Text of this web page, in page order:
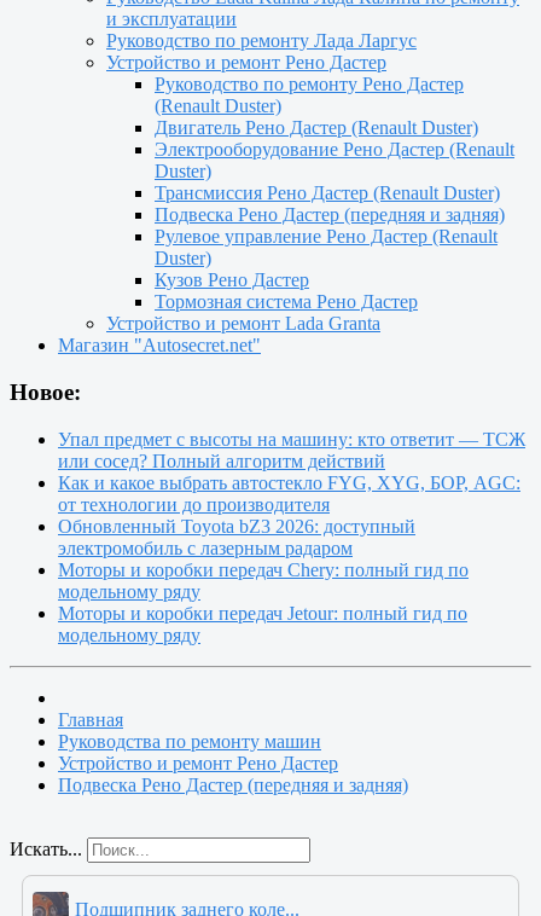
и эксплуатации
Руководство по ремонту Лада Ларгус
Устройство и ремонт Рено Дастер
Руководство по ремонту Рено Дастер
(Renault Duster)
Двигатель Рено Дастер (Renault Duster)
Электрооборудование Рено Дастер (Renault
Duster)
Трансмиссия Рено Дастер (Renault Duster)
Подвеска Рено Дастер (передняя и задняя)
Рулевое управление Рено Дастер (Renault
Duster)
Кузов Рено Дастер
Тормозная система Рено Дастер
Устройство и ремонт Lada Granta
Магазин "Autosecret.net"
Новое:
Упал предмет с высоты на машину: кто ответит — ТСЖ
или сосед? Полный алгоритм действий
Как и какое выбрать автостекло FYG, XYG, БОР, AGC:
от технологии до производителя
Обновленный Toyota bZ3 2026: доступный
электромобиль с лазерным радаром
Моторы и коробки передач Chery: полный гид по
модельному ряду
Моторы и коробки передач Jetour: полный гид по
модельному ряду
Главная
Руководства по ремонту машин
Устройство и ремонт Рено Дастер
Подвеска Рено Дастер (передняя и задняя)
Искать...
Подшипник заднего коле...